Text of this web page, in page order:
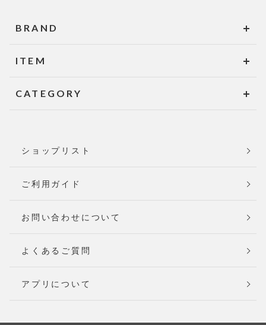
BRAND
ITEM
CATEGORY
ショップリスト
ご利用ガイド
お問い合わせについて
よくあるご質問
アプリについて